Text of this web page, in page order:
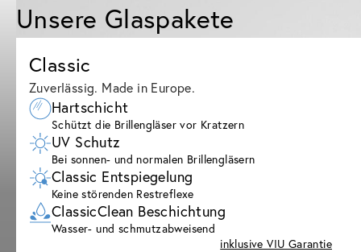
Unsere Glaspakete
Classic
Zuverlässig. Made in Europe.
Hartschicht
Schützt die Brillengläser vor Kratzern
UV Schutz
Bei sonnen- und normalen Brillengläsern
Classic Entspiegelung
Keine störenden Restreflexe
ClassicClean Beschichtung
Wasser- und schmutzabweisend
inklusive VIU Garantie